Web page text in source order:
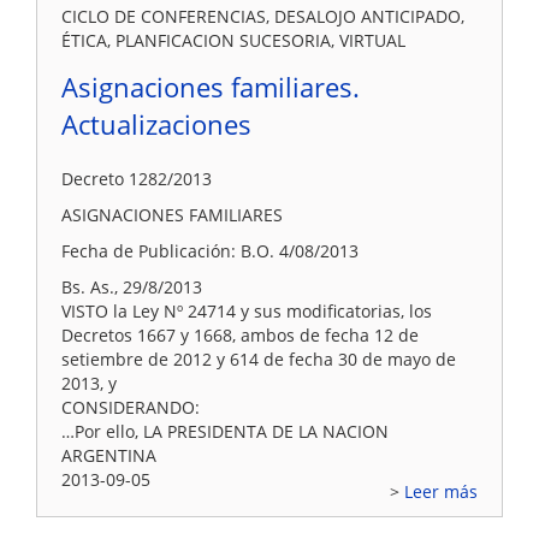
CICLO DE CONFERENCIAS, DESALOJO ANTICIPADO,
ÉTICA, PLANFICACION SUCESORIA, VIRTUAL
Asignaciones familiares.
Actualizaciones
Decreto 1282/2013
ASIGNACIONES FAMILIARES
Fecha de Publicación: B.O. 4/08/2013
Bs. As., 29/8/2013
VISTO la Ley Nº 24714 y sus modificatorias, los
Decretos 1667 y 1668, ambos de fecha 12 de
setiembre de 2012 y 614 de fecha 30 de mayo de
2013, y
CONSIDERANDO:
…Por ello, LA PRESIDENTA DE LA NACION
ARGENTINA
2013-09-05
Leer más